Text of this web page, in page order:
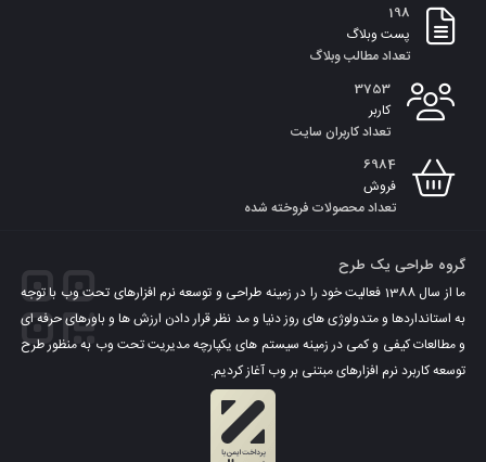
198
پست وبلاگ
تعداد مطالب وبلاگ
3753
کاربر
تعداد کاربران سایت
6984
فروش
تعداد محصولات فروخته شده
گروه طراحی یک طرح
ما از سال 1388 فعالیت خود را در زمینه طراحی و توسعه نرم افزارهای تحت وب با توجه
به استانداردها و متدولوژی های روز دنیا و مد نظر قرار دادن ارزش ها و باورهای حرفه ای
و مطالعات کیفی و کمی در زمینه سیستم های یکپارچه مدیریت تحت وب به منظور طرح
توسعه کاربرد نرم افزارهای مبتنی بر وب آغاز کردیم.